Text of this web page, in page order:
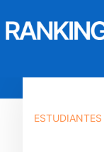
contenidoESTUDIANTES